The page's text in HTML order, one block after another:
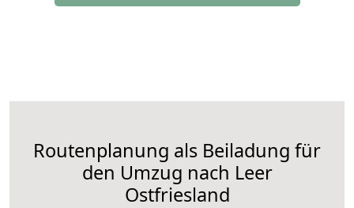
Routenplanung als Beiladung für
den Umzug nach Leer
Ostfriesland